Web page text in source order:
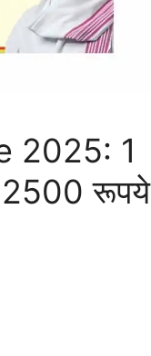
2025: 1
2500 रूपये